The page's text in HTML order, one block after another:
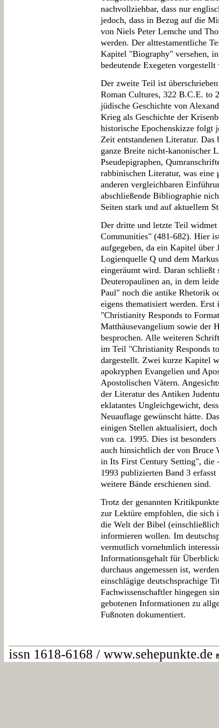
nachvollziehbar, dass nur
jedoch, dass in Bezug auf die
von Niels Peter Lemche und
werden. Der alttestamentliche
Kapitel "Biography" versehen,
bedeutende Exegeten vorgestellt
Der zweite Teil ist
Roman Cultures, 322 B.C.E. to
jüdische Geschichte von
Krieg als Geschichte der
historische Epochenskizze folgt
Zeit entstandenen Literatur.
ganze Breite nicht-kanonischer
Pseudepigraphen,
rabbinischen Literatur, was eine
anderen vergleichbaren
abschließende Bibliographie
Seiten stark und auf aktuellem
Der dritte und letzte Teil
Communities" (481-682). Hier
aufgegeben, da ein Kapitel über
Logienquelle Q und dem
eingeräumt wird. Daran schließt
Deuteropaulinen an, in dem
Paul" noch die antike Rhetorik
eigens thematisiert werden.
"Christianity Responds to
Matthäusevangelium sowie der
besprochen. Alle weiteren
im Teil "Christianity Responds
dargestellt. Zwei kurze Kapitel
apokryphen Evangelien und
Apostolischen Vätern.
der Literatur des Antiken
eklatantes Ungleichgewicht,
Neuauflage gewünscht hätte.
einigen Stellen aktualisiert,
von ca. 1995. Dies ist
auch hinsichtlich der von Bruce
in Its First Century Setting",
1993 publizierten Band 3
weitere Bände erschienen sind.
Trotz der genannten
zur Lektüre empfohlen, die sich
die Welt der Bibel
informieren wollen. Im
vermutlich vornehmlich
Informationsgehalt für
durchaus angemessen ist,
einschlägige deutschsprachige
Fachwissenschaftler hingegen
gebotenen Informationen zu
Fußnoten dokumentiert.
issn 1618-6168 / www.sehepunkte.de